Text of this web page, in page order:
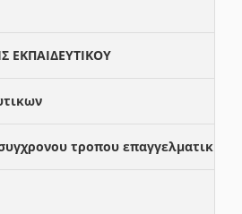
ΕΚΠΑΙΔΕΥΤΙΚΟΥ
τροπου επαγγελματικης